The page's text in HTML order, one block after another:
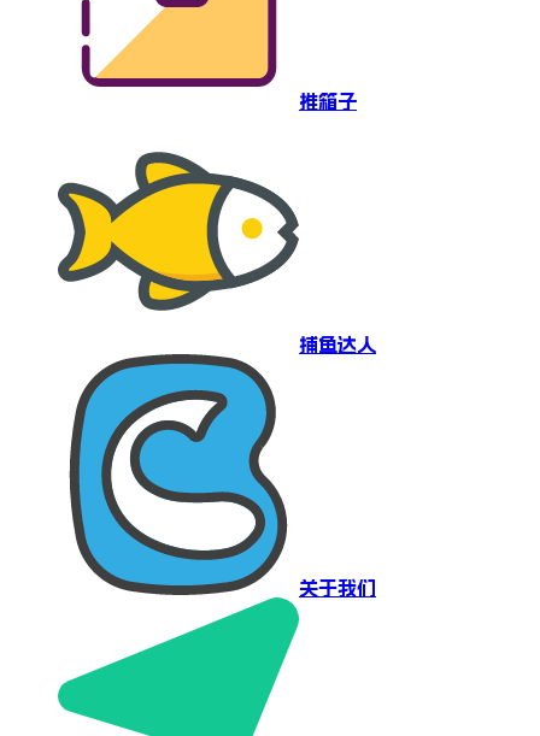
推箱子
捕鱼达人
关于我们